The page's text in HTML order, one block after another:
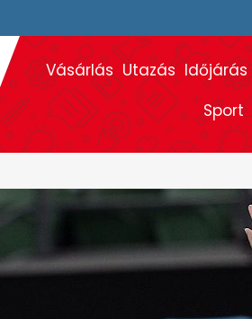
Vásárlás Utazás Időjárás
Sport